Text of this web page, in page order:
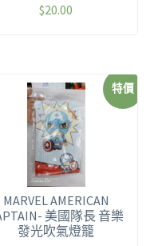
$20.00
特價
MARVEL AMERICAN
美國隊長 音樂
發光吹氣燈籠